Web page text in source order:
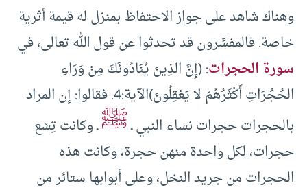
وهناك شاهد على جواز الاحتفاظ بمنزل له قيمة أثرية
خاصة. فالمفسِّرون قد تحدثوا عن قول الله تعالى، في
سورة الحجرات: (إِنَّ الذِينَ يُنَادُونَكَ مِنْ وَرَاءِ
الحُجُرَاتِ أَكْثَرُهُمْ لا يَعْقِلُونَ)الآية:4. فقالوا: إن المراد
بالحجرات حجرات نساء النبي ـﷺـ وكانت تِسْع
حجرات، لكل واحدة منهن حجرة، وكانت هذه
الحجرات من جريد النخل، وعلى أبوابها ستائر من